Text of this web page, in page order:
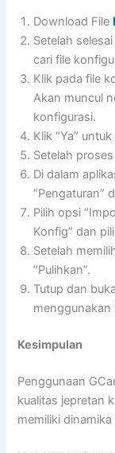
Download File
Setelah
cari file
Klik pada file
Akan muncul
konfigurasi.
Klik “Ya”
Setelah
Di dalam
“Pengaturan”
Pilih opsi
Konfig” dan
Setelah
“Pulihkan”.
Tutup dan
menggunakan
Kesimpulan
Penggunaan
kualitas jepretan
memiliki